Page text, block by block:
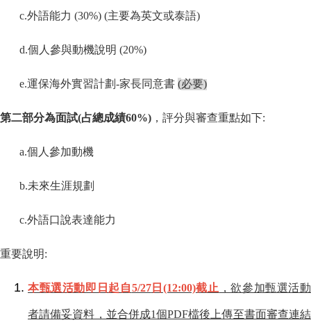
c.外語能力 (30%) (主要為英文或泰語)
d.個人參與動機說明 (20%)
e.運保海外實習計劃 -家長同意書 (必要)
第二部分為面試(占總成績60%) ，評分與審查重點如下:
a.個人參加動機
b.未來生涯規劃
c.外語口說表達能力
重要說明:
本甄選活動即日起自5/27日 (12:00)截止 ，欲參加甄選活動
者請備妥資料，並合併成1個PDF檔後上傳至書面審查連結